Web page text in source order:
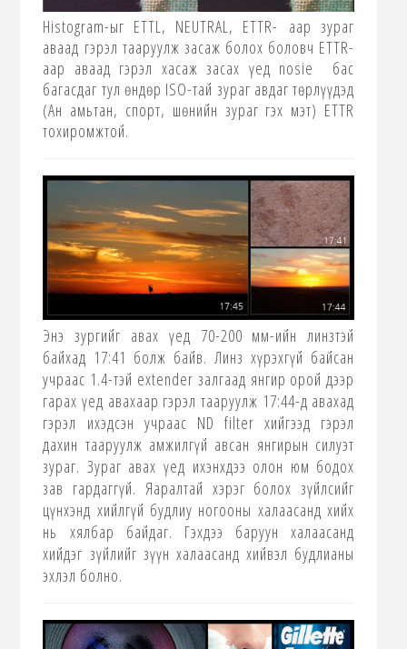
Histogram-ыг ETTL, NEUTRAL, ETTR- аар зураг
аваад гэрэл тааруулж засаж болох боловч ETTR-
аар аваад гэрэл хасаж засах үед nosie бас
багасдаг тул өндөр ISO-тай зураг авдаг төрлүүдэд
(Ан амьтан, спорт, шөнийн зураг гэх мэт) ETTR
тохиромжтой.
Энэ зургийг авах үед 70-200 мм-ийн линзтэй
байхад 17:41 болж байв. Линз хүрэхгүй байсан
учраас 1.4-тэй extender залгаад янгир орой дээр
гарах үед авахаар гэрэл тааруулж 17:44-д авахад
гэрэл ихэдсэн учраас ND filter хийгээд гэрэл
дахин тааруулж амжилгүй авсан янгирын силуэт
зураг. Зураг авах үед ихэнхдээ олон юм бодох
зав гардаггүй. Яаралтай хэрэг болох зүйлсийг
цүнхэнд хийлгүй будлиу ногооны халаасанд хийх
нь хялбар байдаг. Гэхдээ баруун халаасанд
хийдэг зүйлийг зүүн халаасанд хийвэл будлианы
эхлэл болно.